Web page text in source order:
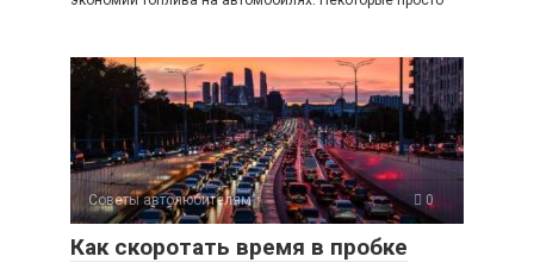
Советы автолюбителям 0
Как скоротать время в пробке